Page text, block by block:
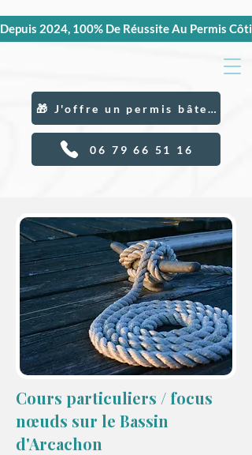
Depuis 2024, 100% De Réussite Au Permis
06 79 66 51 16
🎁 J'offre un permis bâteau
Cours particuliers / focus
nœuds sur le Bassin
d'Arcachon